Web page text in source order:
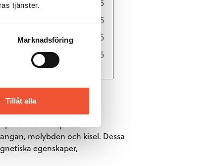
tjänster.
Marknadsföring
Tillåt alla
som beror på
molybden och kisel. Dessa
egenskaper,